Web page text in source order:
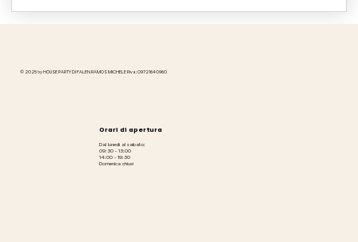
© 2025 by HOUSE PARTY DI FALEN RAMOS MICHELE P.iva: 09721640960
Orari di apertura
Dal lunedì al sabato:
09:30 - 13:00
14:00 - 19:30
Domenica chiusi